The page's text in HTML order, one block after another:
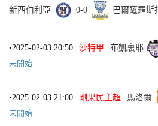
新西伯利亞
0-0 巴爾薩羅斯
•2025-02-03 20:50 沙特甲 布凱裏耶
未開始
•2025-02-03 21:00 剛果民主超 馬洛爾
未開始